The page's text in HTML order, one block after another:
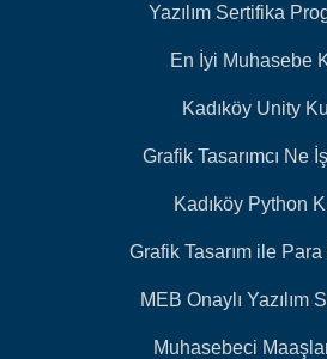
Yazılım Sertifika
En İyi Muhasebe
Kadıköy Unity
Grafik Tasarımcı Ne
Kadıköy Python
Grafik Tasarım ile
MEB Onaylı Yazılım
Muhasebeci